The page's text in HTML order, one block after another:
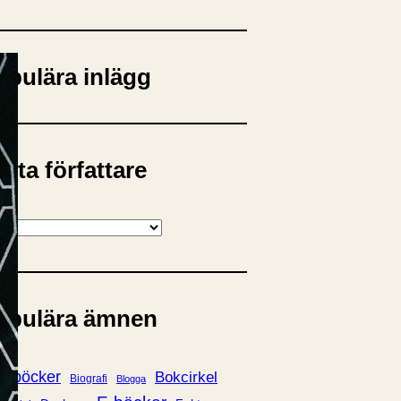
inlägg
författare
ämnen
Biografi Blogga Bokcirkel